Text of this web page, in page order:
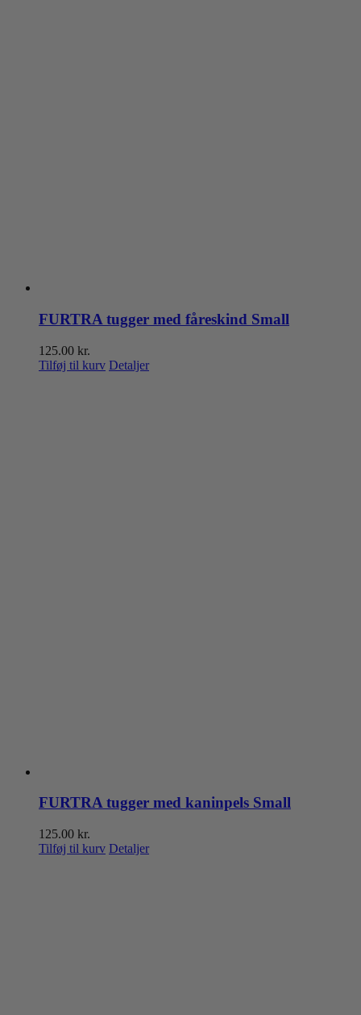
FURTRA tugger med fåreskind Small
125.00 kr.
Tilføj til kurv Detaljer
FURTRA tugger med kaninpels Small
125.00 kr.
Tilføj til kurv Detaljer